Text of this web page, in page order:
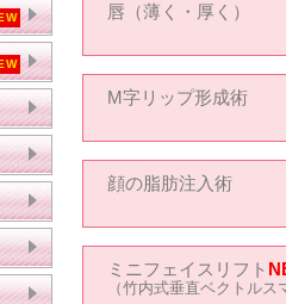
唇（薄く・厚く）
M字リップ形成術
顔の脂肪注入術
ミニフェイスリフト
（竹内式垂直ベクトルス